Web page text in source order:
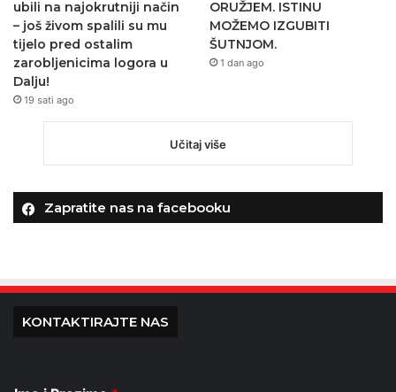
ubili na najokrutniji način
– još živom spalili su mu
tijelo pred ostalim
zarobljenicima logora u
Dalju!
19 sati ago
ORUŽJEM. ISTINU
MOŽEMO IZGUBITI
ŠUTNJOM.
1 dan ago
Učitaj više
Zapratite nas na facebooku
KONTAKTIRAJTE NAS